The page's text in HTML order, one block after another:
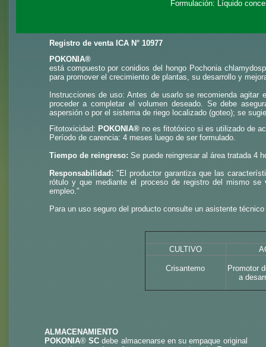
Formulación: Líquido
Registro de venta ICA N° 10977
POKONIA®
está compuesto por conidios del hongo Pochonia
para promover el crecimiento de plantas, su desarrollo y
Instrucciones de uso: Antes de usarlo se recomienda
proceder a completar el volumen deseado. Se debe
aspersión o por el sistema de riego localizado (goteo); se
Fitotoxicidad: POKONIA®no es fitotóxico si es utilizado de
Período de carencia: 4 meses luego de ser formulado.
Tiempo de reingreso: Se puede reingresar al área tratada 4
Responsabilidad: "El productor garantiza que las
rótulo y que mediante el proceso de registro del mismo
empleo."
Para un uso seguro del producto consulte un asistente
CULTIVO
Crisantemo
Promotor
a
ALMACENAMIENTO
POKONIA®SCdebe almacenarse en su empaque original